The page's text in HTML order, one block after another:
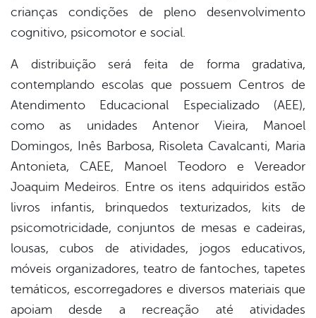
crianças condições de pleno desenvolvimento
cognitivo, psicomotor e social.
A distribuição será feita de forma gradativa,
contemplando escolas que possuem Centros de
Atendimento Educacional Especializado (AEE),
como as unidades Antenor Vieira, Manoel
Domingos, Inês Barbosa, Risoleta Cavalcanti, Maria
Antonieta, CAEE, Manoel Teodoro e Vereador
Joaquim Medeiros. Entre os itens adquiridos estão
livros infantis, brinquedos texturizados, kits de
psicomotricidade, conjuntos de mesas e cadeiras,
lousas, cubos de atividades, jogos educativos,
móveis organizadores, teatro de fantoches, tapetes
temáticos, escorregadores e diversos materiais que
apoiam desde a recreação até atividades